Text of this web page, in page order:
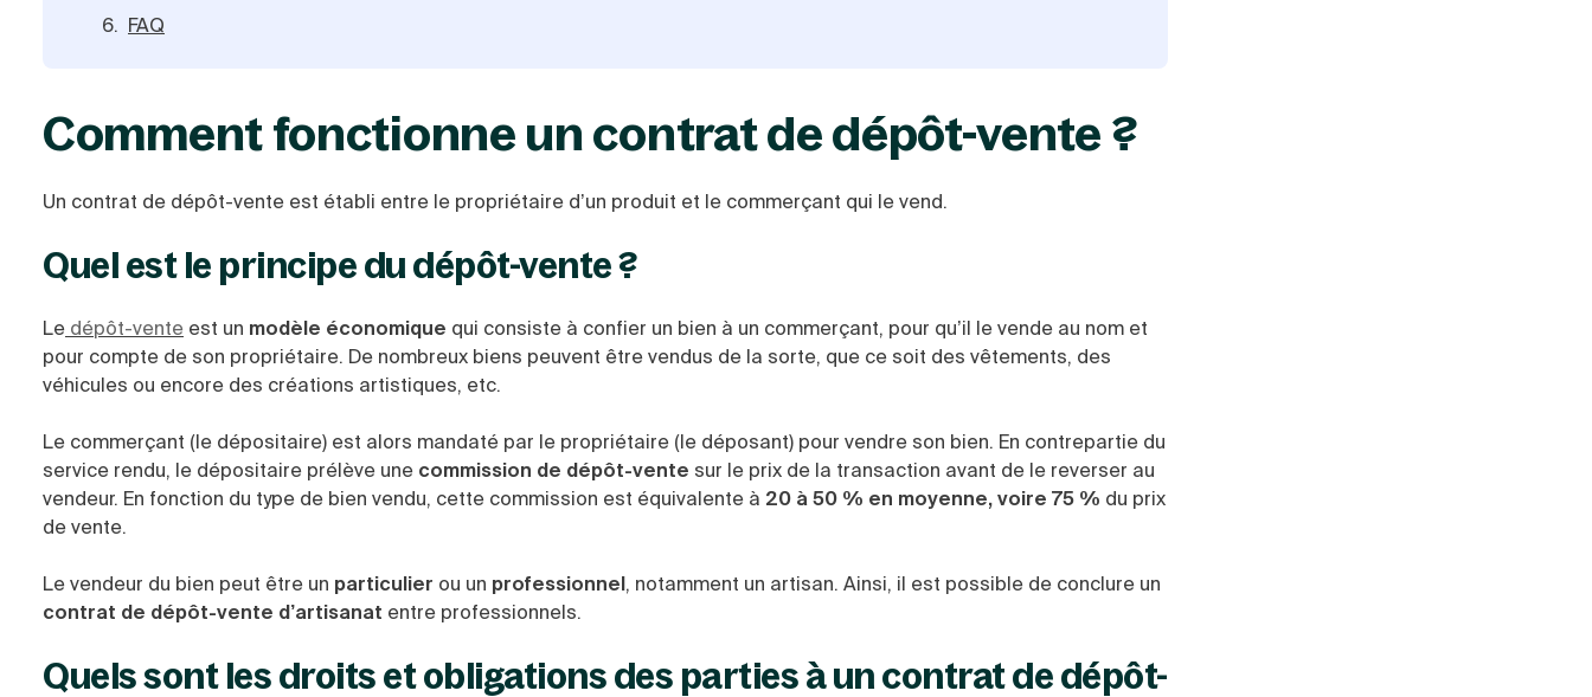
FAQ
Comment fonctionne un contrat de dépôt-vente ?
Un contrat de dépôt-vente est établi entre le propriétaire d’un produit et le commerçant qui le vend.
Quel est le principe du dépôt-vente ?
Le dépôt-vente est un modèle économique qui consiste à confier un bien à un commerçant, pour qu’il le vende au nom et
pour compte de son propriétaire. De nombreux biens peuvent être vendus de la sorte, que ce soit des vêtements, des
véhicules ou encore des créations artistiques, etc.
Le commerçant (le dépositaire) est alors mandaté par le propriétaire (le déposant) pour vendre son bien. En contrepartie du
service rendu, le dépositaire prélève une commission de dépôt-vente sur le prix de la transaction avant de le reverser au
vendeur. En fonction du type de bien vendu, cette commission est équivalente à 20 à 50 % en moyenne, voire 75 % du prix
de vente.
Le vendeur du bien peut être un particulier ou un professionnel, notamment un artisan. Ainsi, il est possible de conclure un
contrat de dépôt-vente d’artisanat entre professionnels.
Quels sont les droits et obligations des parties à un contrat de dépôt-